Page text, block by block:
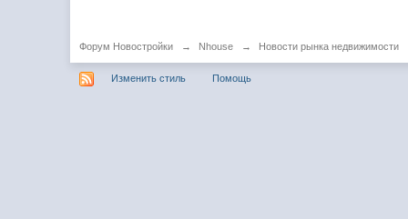
Форум Новостройки → Nhouse → Новости рынка недвижимости
Изменить стиль Помощь